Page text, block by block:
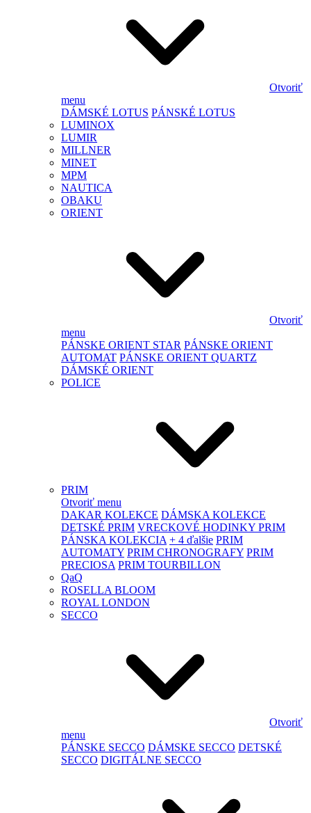
Otvoriť
menu
DÁMSKÉ LOTUS PÁNSKÉ LOTUS
LUMINOX
LUMIR
MILLNER
MINET
MPM
NAUTICA
OBAKU
ORIENT
Otvoriť
menu
PÁNSKE ORIENT STAR PÁNSKE ORIENT
AUTOMAT PÁNSKE ORIENT QUARTZ
DÁMSKÉ ORIENT
POLICE
PRIM
Otvoriť menu
DAKAR KOLEKCE DÁMSKA KOLEKCE
DETSKÉ PRIM VRECKOVÉ HODINKY PRIM
PÁNSKA KOLEKCIA + 4 ďalšie PRIM
AUTOMATY PRIM CHRONOGRAFY PRIM
PRECIOSA PRIM TOURBILLON
QaQ
ROSELLA BLOOM
ROYAL LONDON
SECCO
Otvoriť
menu
PÁNSKE SECCO DÁMSKE SECCO DETSKÉ
SECCO DIGITÁLNE SECCO